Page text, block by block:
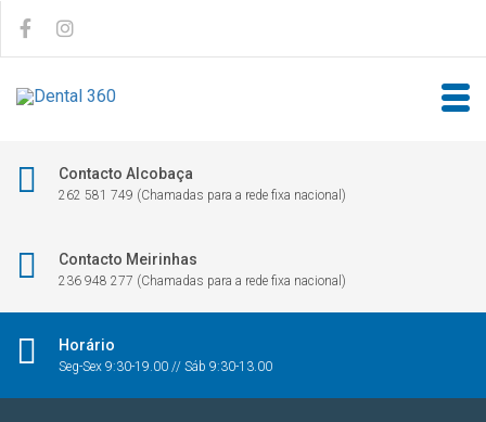
Contacto Alcobaça
262 581 749 (Chamadas para a rede fixa nacional)
Contacto Meirinhas
236 948 277 (Chamadas para a rede fixa nacional)
Horário
Seg-Sex 9:30-19.00 // Sáb 9:30-13.00